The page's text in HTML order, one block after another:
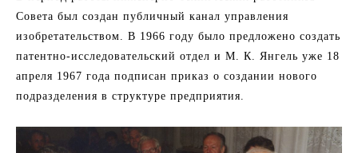
Совета был создан публичный канал управления
изобретательством. В 1966 году было предложено создать
патентно-исследовательский отдел и М. К. Янгель уже 18
апреля 1967 года подписан приказ о создании нового
подразделения в структуре предприятия.